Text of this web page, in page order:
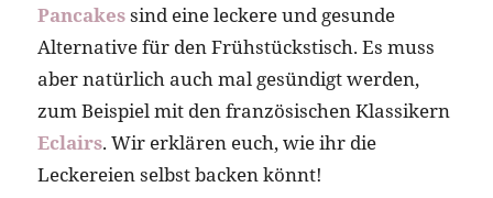
Pancakessind eine leckere und gesunde
Alternative für den Frühstückstisch. Es muss
aber natürlich auch mal gesündigt werden,
zum Beispiel mit den französischen Klassikern
Eclairs. Wir erklären euch, wie ihr die
Leckereien selbst backen könnt!